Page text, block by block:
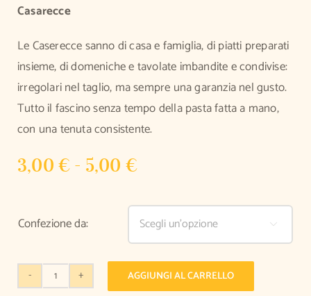
Casarecce
Le Caserecce sanno di casa e famiglia, di piatti preparati
insieme, di domeniche e tavolate imbandite e condivise:
irregolari nel taglio, ma sempre una garanzia nel gusto.
Tutto il fascino senza tempo della pasta fatta a mano,
con una tenuta consistente.
3,00 € - 5,00 €Fascia
prezzo:
da
3,00 €
a
Confezione da: 
Casarecce
AGGIUNGI AL CARRELLO